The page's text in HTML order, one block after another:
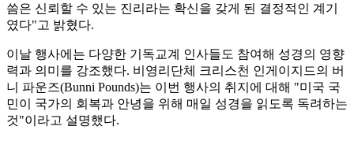
씀은 신뢰할 수 있는 진리라는 확신을 갖게 된 결정적인 계기
였다"고 밝혔다.
이날 행사에는 다양한 기독교계 인사들도 참여해 성경의 영향
력과 의미를 강조했다. 비영리단체 크리스천 인게이지드의 버
니 파운즈(Bunni Pounds)는 이번 행사의 취지에 대해 "미국 국
민이 국가의 회복과 안녕을 위해 매일 성경을 읽도록 독려하는
것"이라고 설명했다.